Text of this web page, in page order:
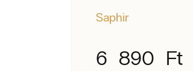
Saphir
6 890 Ft